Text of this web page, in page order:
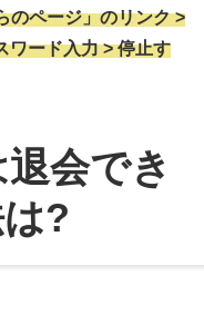
のページ」のリンク >
ワード入力 > 停止す
会でき
?